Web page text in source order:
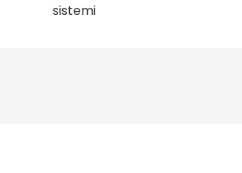
sistemi